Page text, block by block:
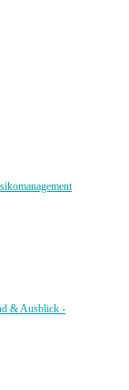
& Ausblick -